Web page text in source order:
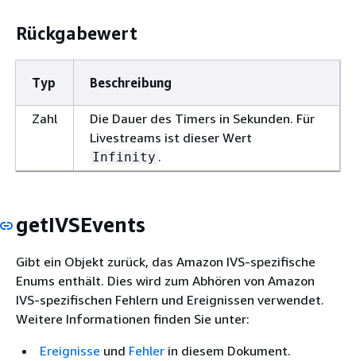
Rückgabewert
Typ Beschreibung
Zahl
Die Dauer des Timers in Sekunden. Für
Livestreams ist dieser Wert
Infinity .
getIVSEvents
Gibt ein Objekt zurück, das Amazon IVS-spezifische
Enums enthält. Dies wird zum Abhören von Amazon
IVS-spezifischen Fehlern und Ereignissen verwendet.
Weitere Informationen finden Sie unter:
Ereignisse und Fehler in diesem Dokument.